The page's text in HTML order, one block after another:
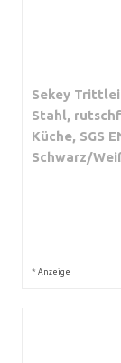
Sekey
Stahl,
Küche, SGS
Schwarz/
* Anzeige